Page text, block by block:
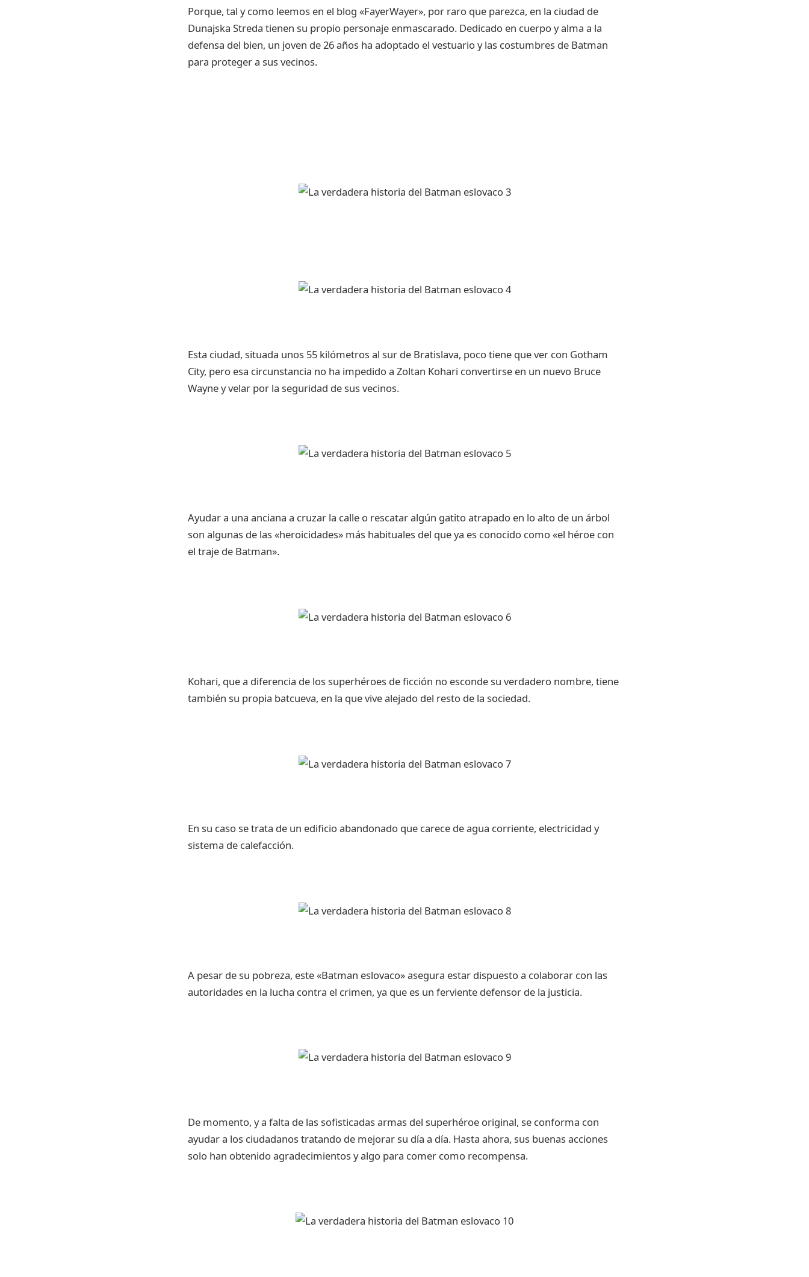
Porque, tal y como leemos en el blog «FayerWayer», por raro que parezca, en la ciudad de
Dunajska Streda tienen su propio personaje enmascarado. Dedicado en cuerpo y alma a la
defensa del bien, un joven de 26 años ha adoptado el vestuario y las costumbres de Batman
para proteger a sus vecinos.
Esta ciudad, situada unos 55 kilómetros al sur de Bratislava, poco tiene que ver con Gotham
City, pero esa circunstancia no ha impedido a Zoltan Kohari convertirse en un nuevo Bruce
Wayne y velar por la seguridad de sus vecinos.
Ayudar a una anciana a cruzar la calle o rescatar algún gatito atrapado en lo alto de un árbol
son algunas de las «heroicidades» más habituales del que ya es conocido como «el héroe con
el traje de Batman».
Kohari, que a diferencia de los superhéroes de ficción no esconde su verdadero nombre, tiene
también su propia batcueva, en la que vive alejado del resto de la sociedad.
En su caso se trata de un edificio abandonado que carece de agua corriente, electricidad y
sistema de calefacción.
A pesar de su pobreza, este «Batman eslovaco» asegura estar dispuesto a colaborar con las
autoridades en la lucha contra el crimen, ya que es un ferviente defensor de la justicia.
De momento, y a falta de las sofisticadas armas del superhéroe original, se conforma con
ayudar a los ciudadanos tratando de mejorar su día a día. Hasta ahora, sus buenas acciones
solo han obtenido agradecimientos y algo para comer como recompensa.